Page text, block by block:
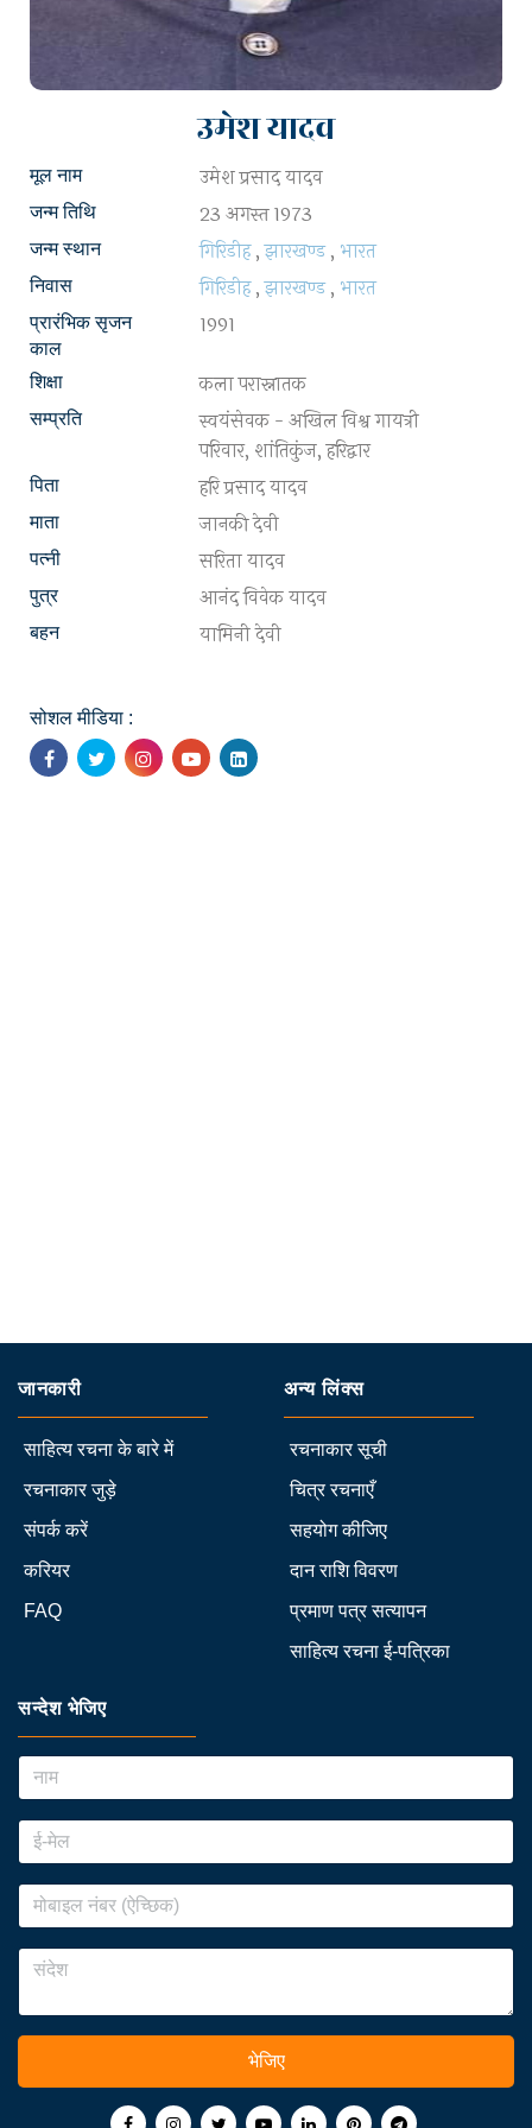
उमेश यादव
मूल नाम उमेश प्रसाद यादव
जन्म तिथि 23 अगस्त 1973
जन्म स्थान गिरिडीह ,झारखण्ड , भारत
निवास गिरिडीह ,झारखण्ड , भारत
प्रारंभिक सृजन
काल
1991
शिक्षा कला परास्नातक
सम्प्रति
स्वयंसेवक - अखिल विश्व गायत्री
परिवार, शांतिकुंज, हरिद्वार
पिता हरि प्रसाद यादव
माता जानकी देवी
पत्नी सरिता यादव
पुत्र आनंद विवेक यादव
बहन यामिनी देवी
सोशल मीडिया :
जानकारी
साहित्य रचना के बारे में
रचनाकार जुड़े
संपर्क करें
करियर
FAQ
अन्य लिंक्स
रचनाकार सूची
चित्र रचनाएँ
सहयोग कीजिए
दान राशि विवरण
प्रमाण पत्र सत्यापन
साहित्य रचना ई-पत्रिका
सन्देश भेजिए
भेजिए